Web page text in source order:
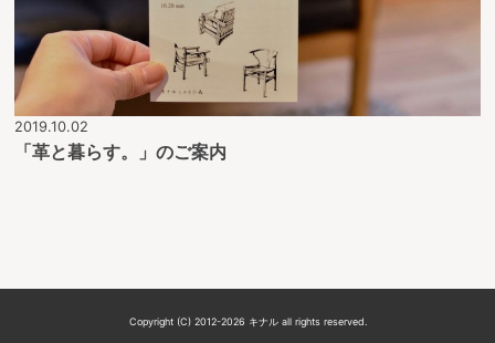
2019.10.02
「革と暮らす。」のご案内
Copyright (C) 2012-2026 キナル all rights reserved.